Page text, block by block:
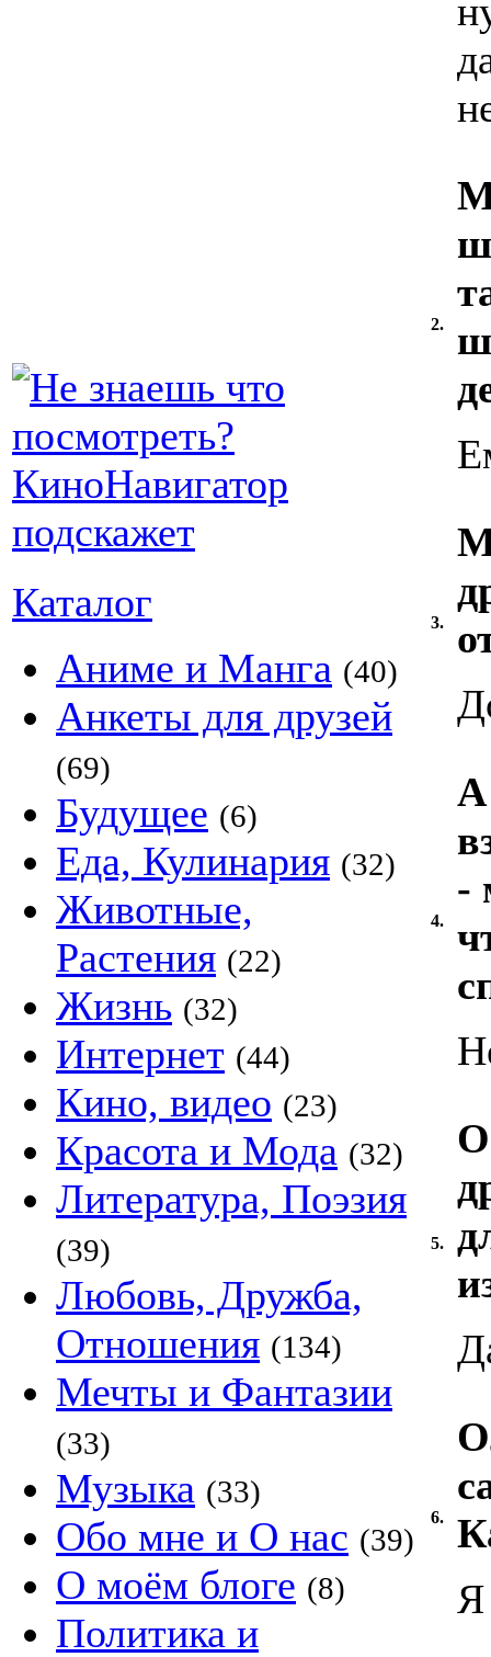
Каталог
Аниме и Манга (40)
Анкеты для друзей
(69)
Будущее (6)
Еда, Кулинария (32)
Животные,
Растения (22)
Жизнь (32)
Интернет (44)
Кино, видео (23)
Красота и Мода (32)
Литература, Поэзия
(39)
Любовь, Дружба,
Отношения (134)
Мечты и Фантазии
(33)
Музыка (33)
Обо мне и О нас (39)
О моём блоге (8)
Политика и
2.
3.
4.
А
-
5.
6.
Я